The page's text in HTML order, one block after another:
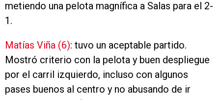
metiendo una pelota magnífica a Salas para el 2-
1.
Matías Viña (6): tuvo un aceptable partido.
Mostró criterio con la pelota y buen despliegue
por el carril izquierdo, incluso con algunos
pases buenos al centro y no abusando de ir